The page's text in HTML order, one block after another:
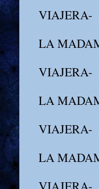
VIAJERA-
LA
VIAJERA-
LA
VIAJERA-
LA
VIAJERA-